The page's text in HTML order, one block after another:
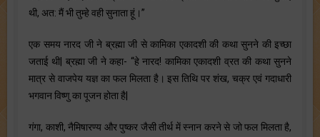
थी, अत: मैं भी तुम्हे वही सुनाता हूं।’’
एक समय नारद जी ने ब्रह्मा जी से कामिका एकादशी की कथा सुनने की इच्छा
जताई थी| ब्रह्मा जी ने कहा- “हे नारद! कामिका एकादशी व्रत की कथा सुनने
मात्र से वाजपेय यज्ञ का फल मिलता है। इस तिथि पर शंख, चक्र एवं गदाधारी
भगवान विष्णु का पूजन होता है|
गंगा, काशी, नैमिषारण्य और पुष्कर जैसी तीर्थ में स्नान करने से जो फल मिलता है,